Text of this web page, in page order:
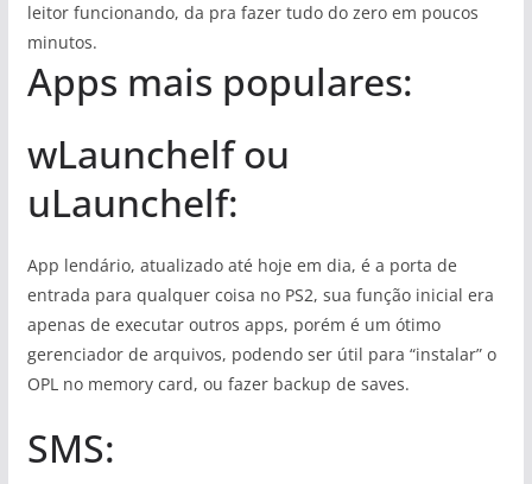
leitor funcionando, da pra fazer tudo do zero em poucos
minutos.
Apps mais populares:
wLaunchelf ou
uLaunchelf:
App lendário, atualizado até hoje em dia, é a porta de
entrada para qualquer coisa no PS2, sua função inicial era
apenas de executar outros apps, porém é um ótimo
gerenciador de arquivos, podendo ser útil para “instalar” o
OPL no memory card, ou fazer backup de saves.
SMS: